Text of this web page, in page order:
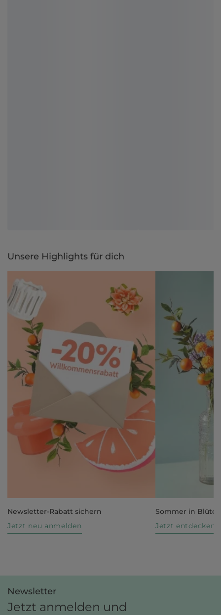
Unsere Highlights für dich
Newsletter-Rabatt sichern
Jetzt neu anmelden
Sommer in Blüte
Jetzt entdecken
Newsletter
Jetzt anmelden und